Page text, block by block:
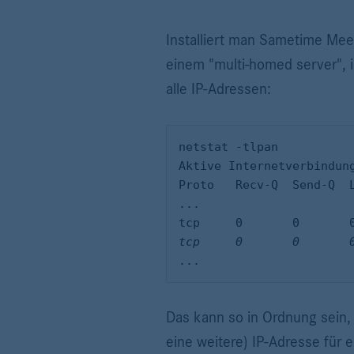
Installiert man Sametime
einem "multi-homed
alle IP-Adressen:
netstat -tlpan
Aktive
Proto	Recv-Q	Send-Q	Local Address	Foreign Address	 State			PID/Program name
...
...
Das kann so in Ordnung
eine weitere) IP-Adresse für